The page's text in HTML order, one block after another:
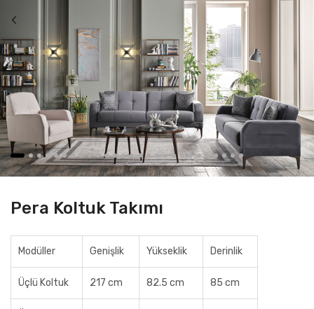
Pera Koltuk Takımı
Modüller Genişlik Yükseklik Derinlik
Üçlü Koltuk 217 cm 82.5 cm 85 cm